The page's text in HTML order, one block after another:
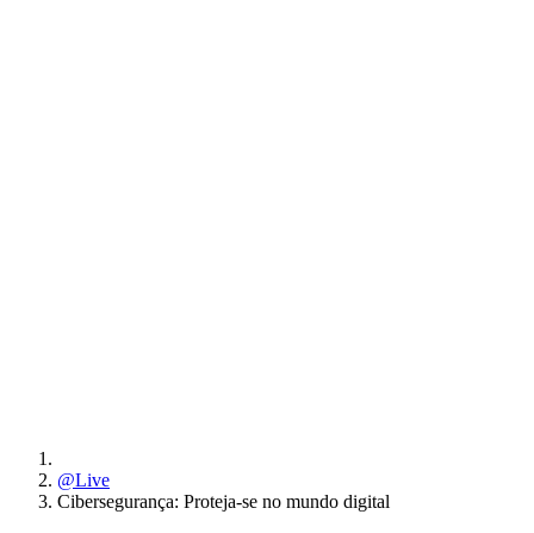
@Live
Cibersegurança: Proteja-se no mundo digital